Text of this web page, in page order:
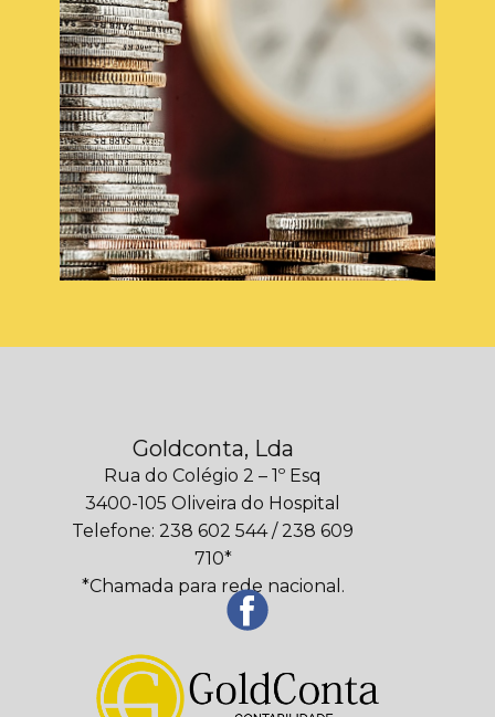
Goldconta, Lda
Rua do Colégio 2 – 1º Esq
3400-105 Oliveira do Hospital
Telefone: 238 602 544 / 238 609
710*
*Chamada para rede nacional.